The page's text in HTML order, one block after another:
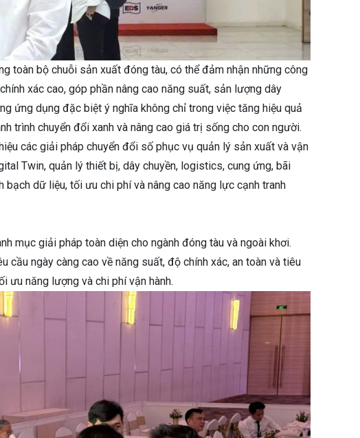
toàn bộ chuỗi sản xuất đóng tàu, có thể đảm nhận những công
xác cao, góp phần nâng cao năng suất, sản lượng dây
ứng dụng đặc biệt ý nghĩa không chỉ trong việc tăng hiệu quả
trình chuyển đổi xanh và nâng cao giá trị sống cho con người.
các giải pháp chuyển đổi số phục vụ quản lý sản xuất và vận
Twin, quản lý thiết bị, dây chuyền, logistics, cung ứng, bãi
dữ liệu, tối ưu chi phí và nâng cao năng lực cạnh tranh
mục giải pháp toàn diện cho ngành đóng tàu và ngoài khơi.
cầu ngày càng cao về năng suất, độ chính xác, an toàn và tiêu
ưu năng lượng và chi phí vận hành.